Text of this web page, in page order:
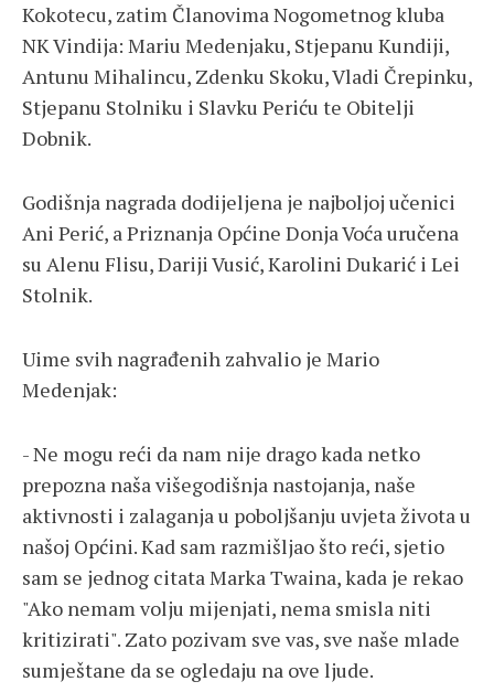
Kokotecu, zatim Članovima Nogometnog kluba
NK Vindija: Mariu Medenjaku, Stjepanu Kundiji,
Antunu Mihalincu, Zdenku Skoku, Vladi Črepinku,
Stjepanu Stolniku i Slavku Periću te Obitelji
Dobnik.
Godišnja nagrada dodijeljena je najboljoj učenici
Ani Perić, a Priznanja Općine Donja Voća uručena
su Alenu Flisu, Dariji Vusić, Karolini Dukarić i Lei
Stolnik.
Uime svih nagrađenih zahvalio je Mario
Medenjak:
- Ne mogu reći da nam nije drago kada netko
prepozna naša višegodišnja nastojanja, naše
aktivnosti i zalaganja u poboljšanju uvjeta života u
našoj Općini. Kad sam razmišljao što reći, sjetio
sam se jednog citata Marka Twaina, kada je rekao
"Ako nemam volju mijenjati, nema smisla niti
kritizirati". Zato pozivam sve vas, sve naše mlade
sumještane da se ogledaju na ove ljude.